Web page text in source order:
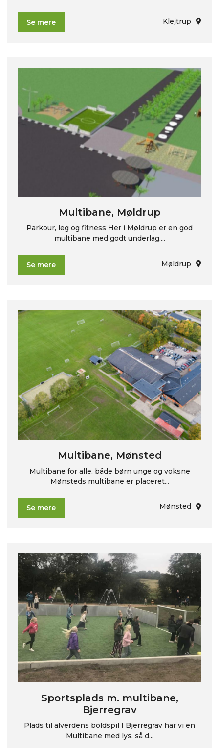
Se mere Klejtrup
Multibane, Møldrup
Parkour, leg og fitness Her i Møldrup er en god
multibane med godt underlag....
Se mere Møldrup
Multibane, Mønsted
Multibane for alle, både børn unge og voksne
Mønsteds multibane er placeret...
Se mere Mønsted
Sportsplads m. multibane,
Bjerregrav
Plads til alverdens boldspil I Bjerregrav har vi en
Multibane med lys, så d...